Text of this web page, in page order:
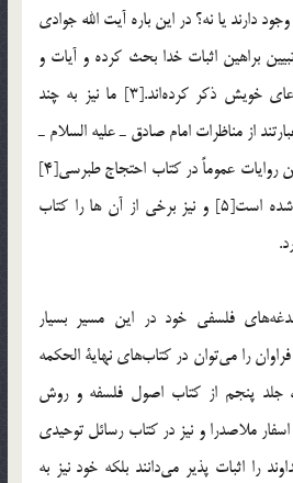
دارند يا نه؟ در اين باره آيت الله جوادي
براهين اثبات خدا بحث كرده‌ و آيات و
رواياتي را به عنوان شاهد مدعاي خويش ذكر كرده‌اند.[3] ما نيز به چند
از مناظرات امام صادق ـ عليه السلام ـ
با مخالفان فكري و ملحدان. اين روايات عموماً در كتاب احتجاج طبرسي[4]
توحيد شيخ صدوق جمع‌آوري شده است[5] و نيز برخي از آن ها را كتاب
فلسفي خود در اين مسير بسيار
را مي‌توان در كتاب‌هاي نهاية الحكمه
جلد پنجم از كتاب اصول فلسفه و روش
ملاصدرا و نيز در كتاب رسائل توحيدي
را اثبات پذير مي‌دانند بلكه خود نيز به